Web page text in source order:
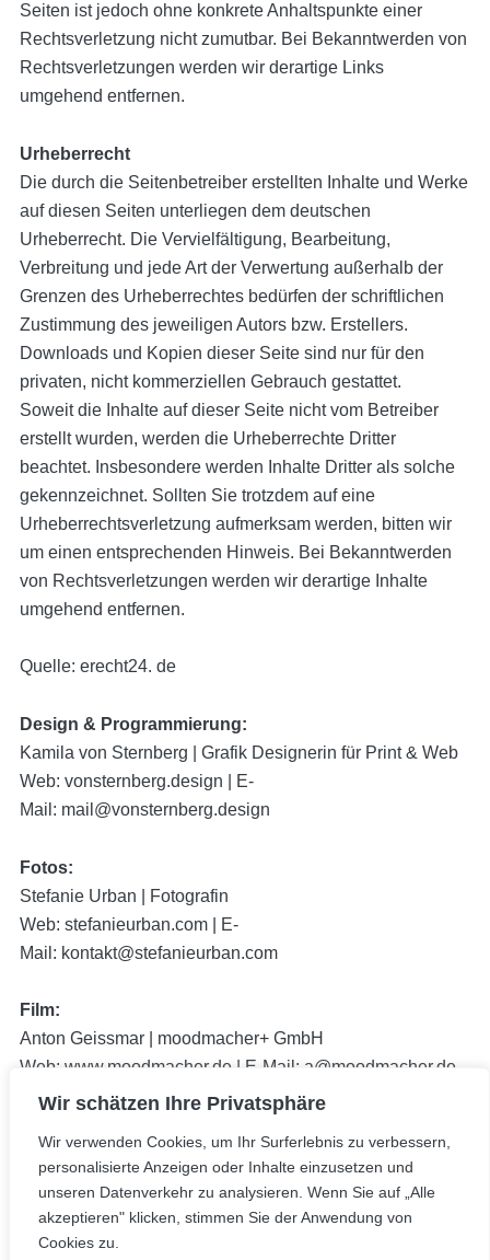
Wir schätzen Ihre Privatsphäre
Wir verwenden Cookies, um Ihr Surferlebnis zu verbessern,
personalisierte Anzeigen oder Inhalte einzusetzen und
unseren Datenverkehr zu analysieren. Wenn Sie auf „Alle
akzeptieren" klicken, stimmen Sie der Anwendung von
Cookies zu.
Seiten ist jedoch ohne konkrete Anhaltspunkte einer
Rechtsverletzung nicht zumutbar. Bei Bekanntwerden von
Rechtsverletzungen werden wir derartige Links
umgehend entfernen.
Urheberrecht
Die durch die Seitenbetreiber erstellten Inhalte und Werke
auf diesen Seiten unterliegen dem deutschen
Urheberrecht. Die Vervielfältigung, Bearbeitung,
Verbreitung und jede Art der Verwertung außerhalb der
Grenzen des Urheberrechtes bedürfen der schriftlichen
Zustimmung des jeweiligen Autors bzw. Erstellers.
Downloads und Kopien dieser Seite sind nur für den
privaten, nicht kommerziellen Gebrauch gestattet.
Soweit die Inhalte auf dieser Seite nicht vom Betreiber
erstellt wurden, werden die Urheberrechte Dritter
beachtet. Insbesondere werden Inhalte Dritter als solche
gekennzeichnet. Sollten Sie trotzdem auf eine
Urheberrechtsverletzung aufmerksam werden, bitten wir
um einen entsprechenden Hinweis. Bei Bekanntwerden
von Rechtsverletzungen werden wir derartige Inhalte
umgehend entfernen.
Quelle: erecht24. de
Design & Programmierung:
Kamila von Sternberg | Grafik Designerin für Print & Web
Web: vonsternberg.design | E-
Mail: mail@vonsternberg.design
Fotos:
Stefanie Urban | Fotografin
Web: stefanieurban.com | E-
Mail: kontakt@stefanieurban.com
Film:
Anton Geissmar | moodmacher+ GmbH
Web: www.moodmacher.de | E-Mail: a@moodmacher.de
KONTAKT IMPRESSUM DATENSCHUTZ